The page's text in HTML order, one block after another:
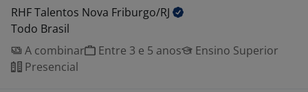
RHF Talentos Nova Friburgo/RJ
Todo Brasil
A combinar
Entre 3 e 5 anos
Ensino Superior
Presencial